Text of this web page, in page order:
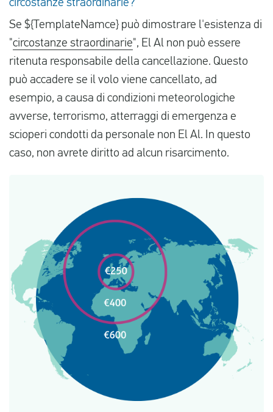
circostanze straordinarie?
Se ${TemplateNamce} può dimostrare l'esistenza di
"circostanze straordinarie", El Al non può essere
ritenuta responsabile della cancellazione. Questo
può accadere se il volo viene cancellato, ad
esempio, a causa di condizioni meteorologiche
avverse, terrorismo, atterraggi di emergenza e
scioperi condotti da personale non El Al. In questo
caso, non avrete diritto ad alcun risarcimento.